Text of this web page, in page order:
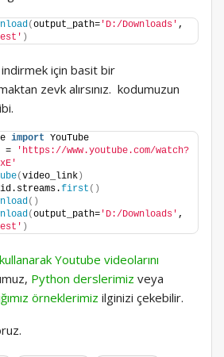
(output_path= 'D:/Downloads' ,
)
için basit bir
zevk alırsınız. kodumuzun
import YouTube
=
'https://www.youtube.com/watch?
(video_link)
first ()
()
(output_path= 'D:/Downloads' ,
)
Youtube videolarını
Python derslerimiz veya
örneklerimiz ilginizi çekebilir.